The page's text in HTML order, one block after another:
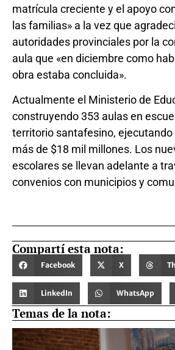
matrícula creciente y el apoyo
las familias» a la vez que
autoridades provinciales por la
aula que «en diciembre como
obra estaba concluida».
Actualmente el Ministerio de
construyendo 353 aulas en
territorio santafesino, ejecutando
más de $18 mil millones. Los
escolares se llevan adelante a
convenios con municipios y
Compartí esta nota:
Facebook X
LinkedIn WhatsApp
Temas de la nota: